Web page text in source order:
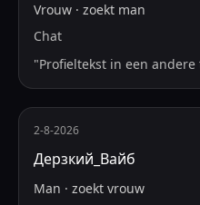
Vrouw · zoekt man
Chat
"Profieltekst in een andere
2-8-2026
Дерзкий_Вайб
Man · zoekt vrouw